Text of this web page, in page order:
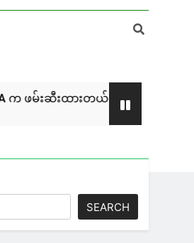
းတယ်လို့သိရ
SEARCH